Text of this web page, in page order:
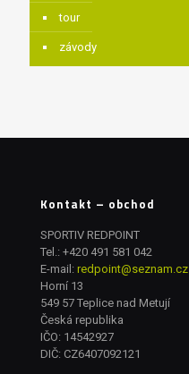
tour
závody
Kontakt – obchod
SPORTIV REDPOINT
Tel.: +420 491 581 042
E-mail: redpoint@seznam.cz
Horní 13
549 57 Teplice nad Metují
Česká republika
IČO: 14542927
DIČ: CZ6407092121